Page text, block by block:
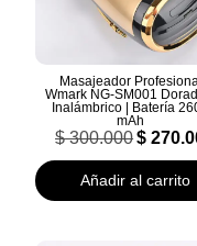
Masajeador
Wmark NG-SM001
Inalámbrico | Batería
mAh
$300.000 El
precio
original
era:
$
Añadir al carrito